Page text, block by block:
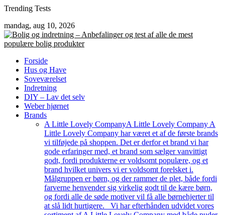
Skip
content
Trending Tests
mandag, aug 10, 2026
Forside
Hus og Have
Soveværelset
Indretning
DIY – Lav det selv
Weber hjørnet
Brands
A Little Lovely CompanyA Little Lovely Company A
Little Lovely Company har været et af de første brands
vi tilføjede på shoppen. Det er derfor et brand vi har
gode erfaringer med, et brand som sælger vanvittigt
godt, fordi produkterne er voldsomt populære, og et
brand hvilket univers vi er voldsomt forelsket i.
Målgruppen er børn, og der rammer de plet, både fordi
farverne henvender sig virkelig godt til de kære børn,
og fordi alle de søde motiver vil få alle børnehjerter til
at slå lidt hurtigere. Vi har efterhånden udvidet vores